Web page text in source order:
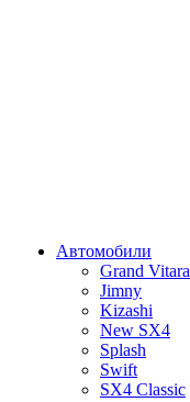
Автомобили
Grand Vitara
Jimny
Kizashi
New SX4
Splash
Swift
SX4 Classic